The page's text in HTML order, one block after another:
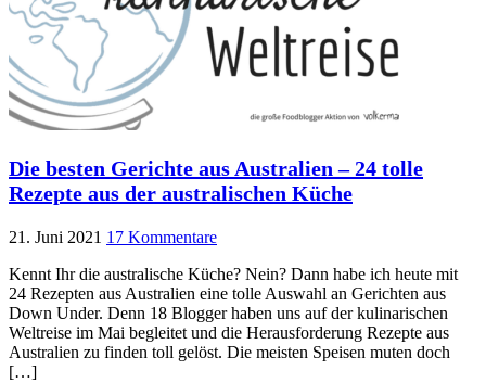
Die besten Gerichte aus Australien – 24 tolle
Rezepte aus der australischen Küche
21. Juni 2021 17 Kommentare
Kennt Ihr die australische Küche? Nein? Dann habe ich heute mit
24 Rezepten aus Australien eine tolle Auswahl an Gerichten aus
Down Under. Denn 18 Blogger haben uns auf der kulinarischen
Weltreise im Mai begleitet und die Herausforderung Rezepte aus
Australien zu finden toll gelöst. Die meisten Speisen muten doch
[…]